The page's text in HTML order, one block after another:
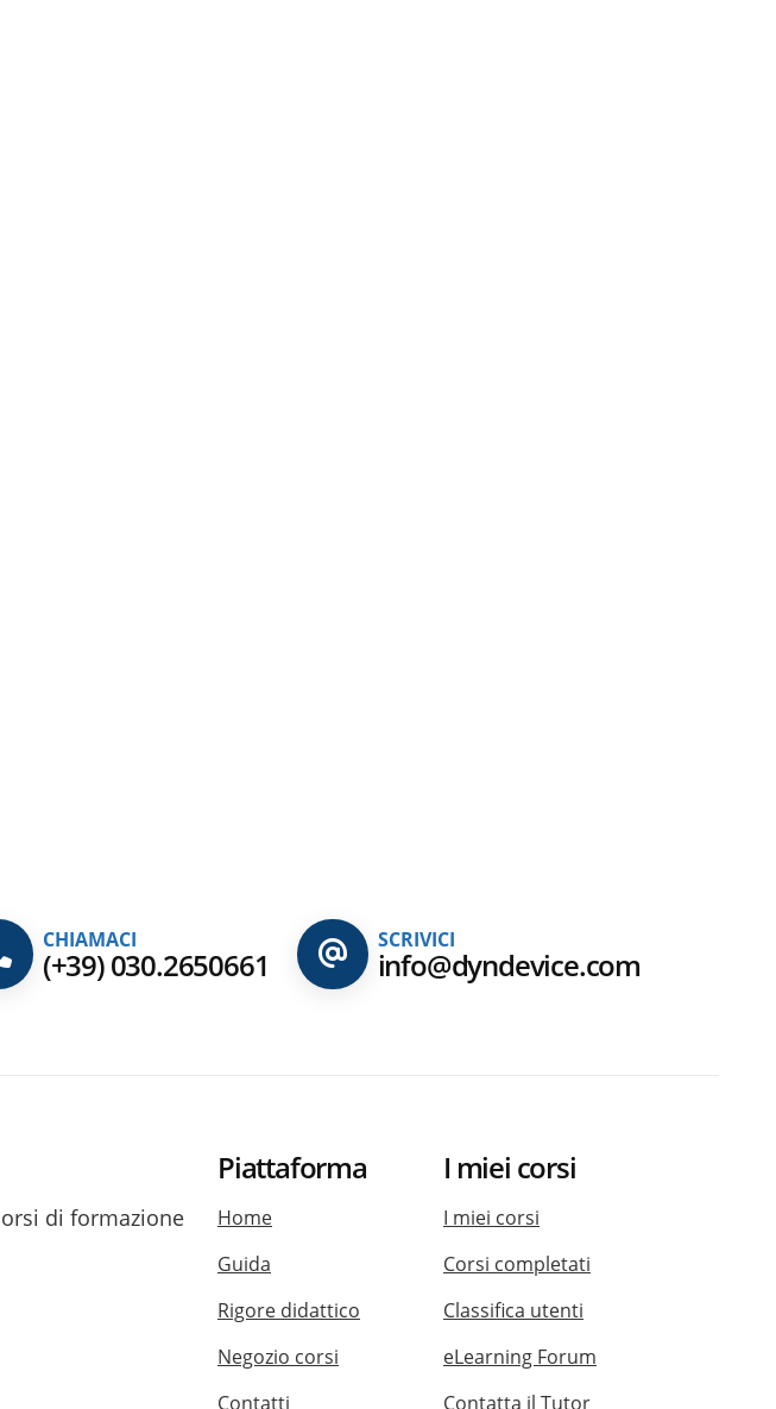
CHIAMACI
(+39) 030.2650661
SCRIVICI
info@dyndevice.com
di formazione
Piattaforma
Home
Guida
Rigore didattico
Negozio corsi
Contatti
I miei corsi
I miei corsi
Corsi completati
Classifica utenti
eLearning Forum
Contatta il Tutor